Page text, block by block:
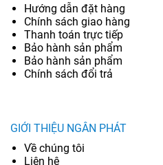
Hướng dẫn đặt hàng
Chính sách giao hàng
Thanh toán trực tiếp
Bảo hành sản phẩm
Bảo hành sản phẩm
Chính sách đổi trả
GIỚI THIỆU NGÂN PHÁT
Về chúng tôi
Liên hệ